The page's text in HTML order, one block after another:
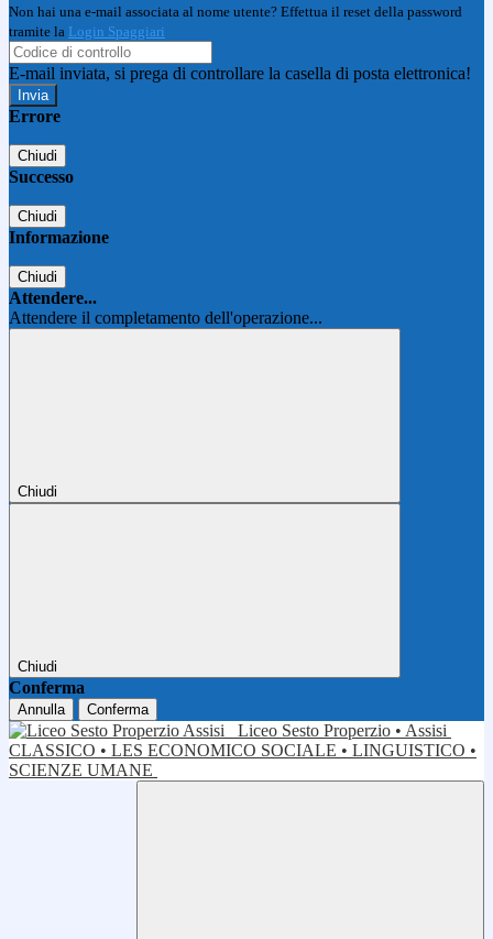
Non hai una e-mail associata al nome utente? Effettua il reset della password
tramite la Login Spaggiari
E-mail inviata, si prega di controllare la casella di posta elettronica!
Errore
Chiudi
Successo
Chiudi
Informazione
Chiudi
Attendere...
Attendere il completamento dell'operazione...
Chiudi
Chiudi
Conferma
Annulla Conferma
Liceo Sesto Properzio • Assisi
CLASSICO • LES ECONOMICO SOCIALE • LINGUISTICO •
SCIENZE UMANE